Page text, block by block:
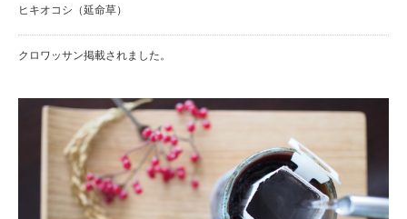
ヒキオコシ（延命草）
クロワッサン掲載されました。